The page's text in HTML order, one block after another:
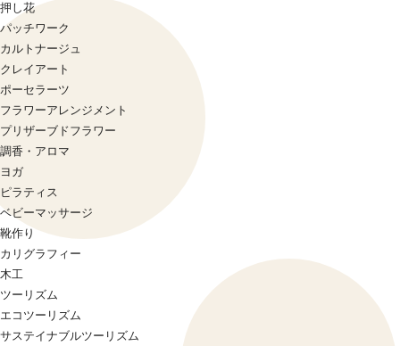
押し花
パッチワーク
カルトナージュ
クレイアート
ポーセラーツ
フラワーアレンジメント
プリザーブドフラワー
調香・アロマ
ヨガ
ピラティス
ベビーマッサージ
靴作り
カリグラフィー
木工
ツーリズム
エコツーリズム
サステイナブルツーリズム